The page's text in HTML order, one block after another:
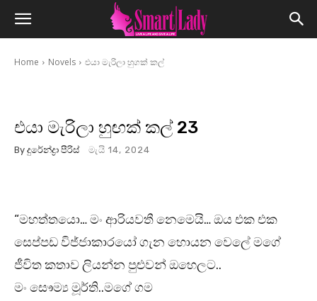
Home Novels එයා මැරිලා හුගක් කල්
එයා මැරිලා හුඟක් කල් 23
By දුරේන්ද්‍රා පීරිස් මැයි 14, 2024
“මහත්තයො… මං ආරියවතී නෙමෙයි… ඔය එක එක
සෙප්පඩ විජ්ජාකාරයෝ ගැන හොයන වෙලේ මගේ
ජීවිත කතාව ලියන්න පුළුවන් ඔහෙලට..
මං සෞම්‍ය මූර්ති..මගේ ගම